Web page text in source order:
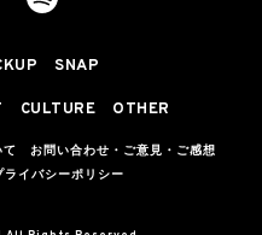
SNAP
CULTURE OTHER
て
お問い合わせ・ご意見・ご感想
ライバシーポリシー